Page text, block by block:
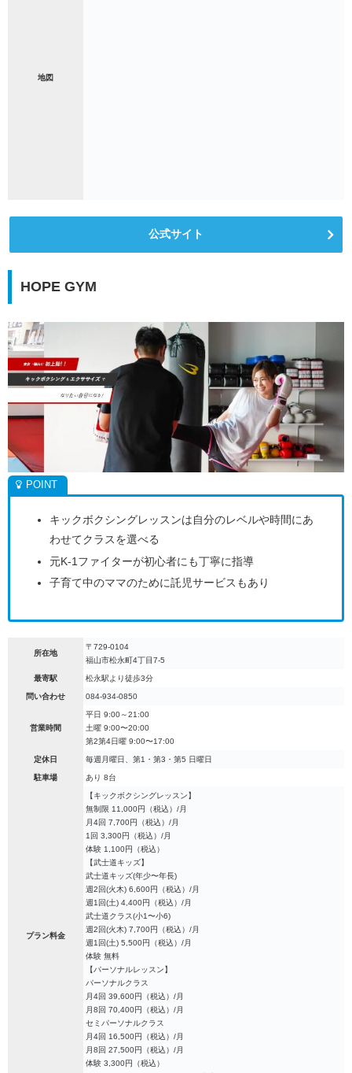
地図
公式サイト
HOPE GYM
キックボクシングレッスンは自分のレベルや時間にあ
わせてクラスを選べる
元K-1ファイターが初心者にも丁寧に指導
子育て中のママのために託児サービスもあり
所在地
〒729-0104
福山市松永町4丁目7-5
最寄駅 松永駅より徒歩3分
問い合わせ 084-934-0850
営業時間
平日 9:00～21:00
土曜 9:00〜20:00
第2第4日曜 9:00〜17:00
定休日 毎週月曜日、第1・第3・第5 日曜日
駐車場 あり 8台
プラン料金
【キックボクシングレッスン】
無制限 11,000円（税込）/月
月4回 7,700円（税込）/月
1回 3,300円（税込）/月
体験 1,100円（税込）
【武士道キッズ】
武士道キッズ(年少〜年長)
週2回(火木) 6,600円（税込）/月
週1回(土) 4,400円（税込）/月
武士道クラス(小1〜小6)
週2回(火木) 7,700円（税込）/月
週1回(土) 5,500円（税込）/月
体験 無料
【パーソナルレッスン】
パーソナルクラス
月4回 39,600円（税込）/月
月8回 70,400円（税込）/月
セミパーソナルクラス
月4回 16,500円（税込）/月
月8回 27,500円（税込）/月
体験 3,300円（税込）